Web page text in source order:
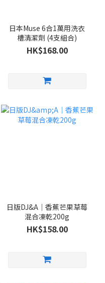
日本Muse 6合1萬用洗衣
槽清潔劑 (4支組合)
HK$168.00
日版DJ&A｜香蕉芒果草莓
混合凍乾200g
HK$158.00